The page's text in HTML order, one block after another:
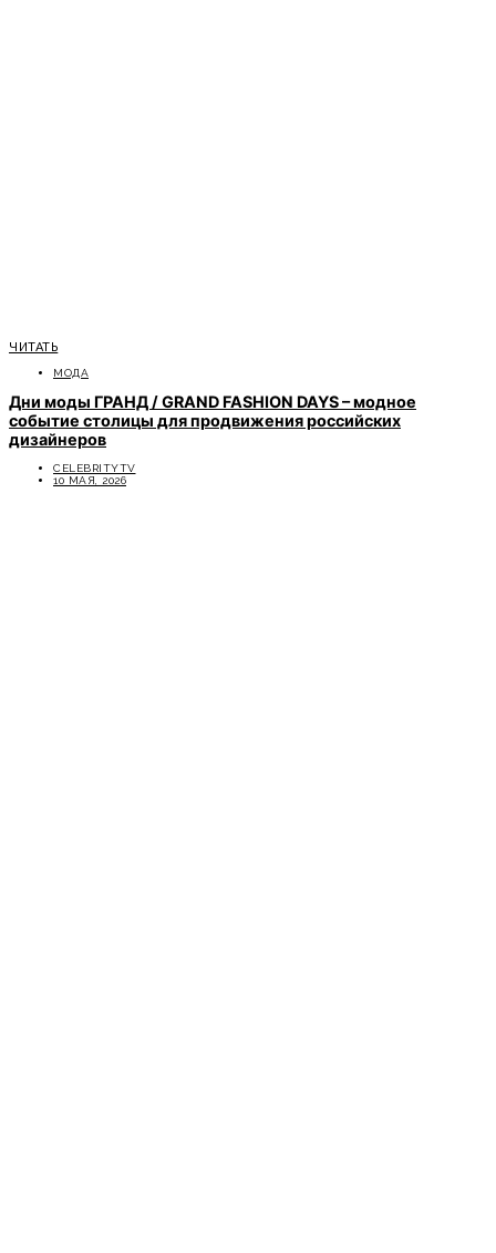
ЧИТАТЬ
МОДА
Дни моды ГРАНД / GRAND FASHION DAYS – модное
событие столицы для продвижения российских
дизайнеров
CELEBRITYTV
10 МАЯ, 2026